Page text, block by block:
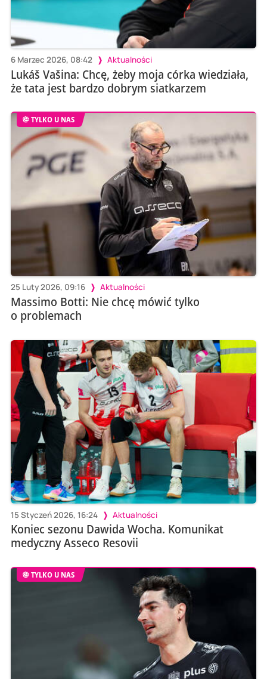
6 Marzec 2026, 08:42 Aktualności
Lukáš Vašina: Chcę, żeby moja córka wiedziała,
że tata jest bardzo dobrym siatkarzem
TYLKO U NAS
25 Luty 2026, 09:16 Aktualności
Massimo Botti: Nie chcę mówić tylko
o problemach
15 Styczeń 2026, 16:24 Aktualności
Koniec sezonu Dawida Wocha. Komunikat
medyczny Asseco Resovii
TYLKO U NAS